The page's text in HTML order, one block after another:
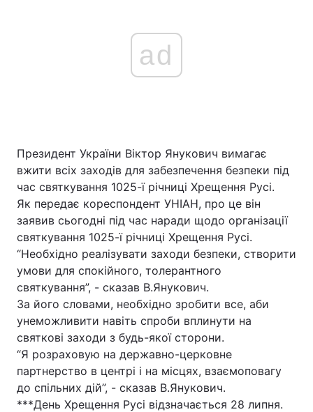
ad
Президент України Віктор Янукович вимагає
вжити всіх заходів для забезпечення безпеки під
час святкування 1025-ї річниці Хрещення Русі.
Як передає кореспондент УНІАН, про це він
заявив сьогодні під час наради щодо організації
святкування 1025-ї річниці Хрещення Русі.
“Необхідно реалізувати заходи безпеки, створити
умови для спокійного, толерантного
святкування”, - сказав В.Янукович.
За його словами, необхідно зробити все, аби
унеможливити навіть спроби вплинути на
святкові заходи з будь-якої сторони.
“Я розраховую на державно-церковне
партнерство в центрі і на місцях, взаємоповагу
до спільних дій”, - сказав В.Янукович.
***День Хрещення Русі відзначається 28 липня.